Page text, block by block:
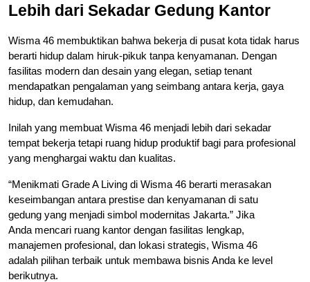
Lebih dari Sekadar Gedung Kantor
Wisma 46 membuktikan bahwa bekerja di pusat kota tidak harus
berarti hidup dalam hiruk-pikuk tanpa kenyamanan. Dengan
fasilitas modern dan desain yang elegan, setiap tenant
mendapatkan pengalaman yang seimbang antara kerja, gaya
hidup, dan kemudahan.
Inilah yang membuat Wisma 46 menjadi lebih dari sekadar
tempat bekerja tetapi ruang hidup produktif bagi para profesional
yang menghargai waktu dan kualitas.
“Menikmati Grade A Living di Wisma 46 berarti merasakan
keseimbangan antara prestise dan kenyamanan di satu
gedung yang menjadi simbol modernitas Jakarta.” Jika
Anda mencari ruang kantor dengan fasilitas lengkap,
manajemen profesional, dan lokasi strategis, Wisma 46
adalah pilihan terbaik untuk membawa bisnis Anda ke level
berikutnya.